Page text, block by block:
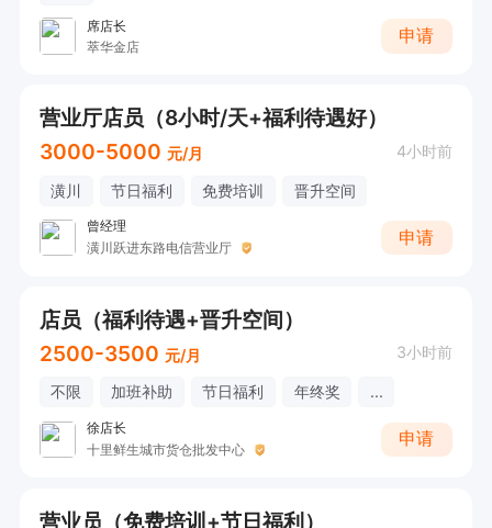
席店长
萃华金店
申请
营业厅店员（8小时/天+福利待遇好）
3000-5000 元/月 4小时前
潢川 节日福利 免费培训 晋升空间
曾经理
潢川跃进东路电信营业厅
申请
店员（福利待遇+晋升空间）
2500-3500 元/月 3小时前
不限 加班补助 节日福利 年终奖 ...
徐店长
十里鲜生城市货仓批发中心
申请
营业员（免费培训+节日福利）